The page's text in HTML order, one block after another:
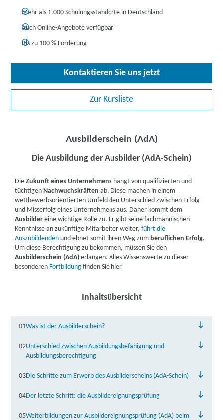
Mehr als 1.000 Schulungsstandorte in Deutschland
Auch Online-Angebote verfügbar
Bis zu 100 % Förderung
Kontaktieren Sie uns jetzt
Zur Kursliste
Ausbilderschein (AdA)
Die Ausbildung der Ausbilder (AdA-Schein)
Die Zukunft eines Unternehmens hängt von qualifizierten und
tüchtigenNachwuchskräften ab. Diese machen in einem
wettbewerbsorientierten Umfeld den Unterschied zwischen Erfolg
und Misserfolg eines Unternehmens aus. Daher kommt dem
Ausbilder eine wichtige Rolle zu. Er gibt seine fachmännischen
Kenntnisse an zukünftige Mitarbeiter weiter,führt die
Auszubildenden und ebnet somit ihren Weg zumberuflichen Erfolg.
Um diese Berechtigung zu bekommen, müssen Sie den
Ausbilderschein (AdA) erlangen. Alles Wissenswerte zu dieser
besonderen Fortbildung finden Sie hier
Inhaltsübersicht
01Was ist der Ausbilderschein?
02Unterschied zwischen Ausbildungsbefähigung und
Ausbildungsberechtigung
03Die Schritte zum Erwerb des Ausbilderscheins (AdA-Schein)
04Der letzte Schritt: die Ausbildereignungsprüfung
05Weiterbildungen zur Ausbildereignungsprüfung (AdA) beim